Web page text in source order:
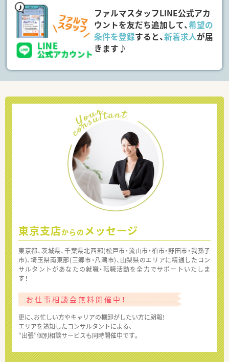
ファルマスタッフLINE公式アカ
ウントを友だち追加して、希望の
条件を登録すると、新着求人が届
きます♪
東京支店からの メッセージ
東京都、茨城県、千葉県北西部(松戸市・流山市・柏市・野田市・我孫子
市)、埼玉県南東部(三郷市・八潮市)、山梨県のエリアに精通したコン
サルタントがあなたの就職・転職活動を全力でサポートいたしま
す！
お仕事相談会無料開催中！
更に、お忙しい方やキャリアの棚卸がしたい方に朗報!
エリアを熟知したコンサルタントによる、
“出張”個別相談サービスも同時開催中です。